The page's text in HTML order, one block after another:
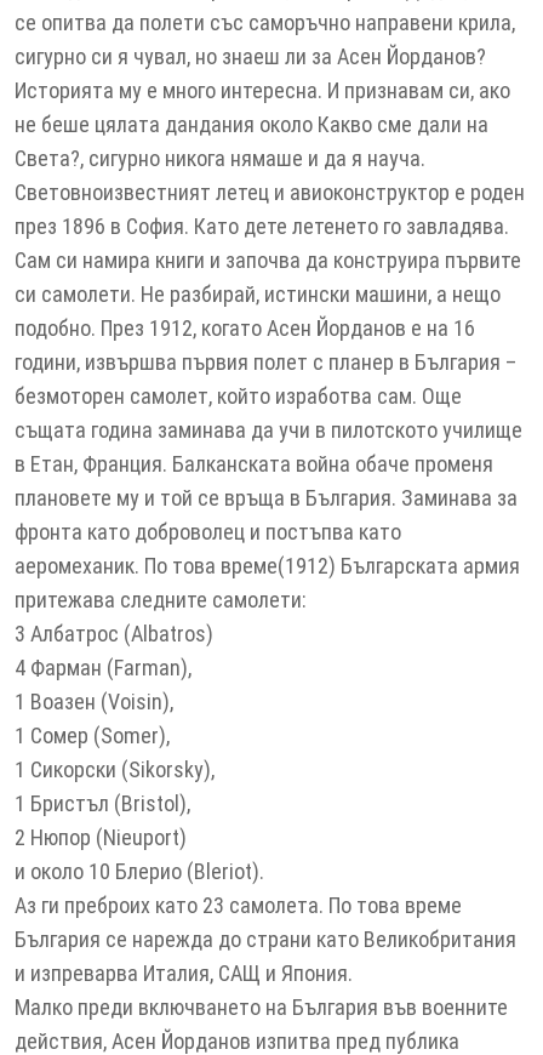
се опитва да полети със саморъчно направени крила,
сигурно си я чувал, но знаеш ли за Асен Йорданов?
Историята му е много интересна. И признавам си, ако
не беше цялата дандания около Какво сме дали на
Света?, сигурно никога нямаше и да я науча.
Световноизвестният летец и авиоконструктор е роден
през 1896 в София. Като дете летенето го завладява.
Сам си намира книги и започва да конструира първите
си самолети. Не разбирай, истински машини, а нещо
подобно. През 1912, когато Асен Йорданов е на 16
години, извършва първия полет с планер в България –
безмоторен самолет, който изработва сам. Още
същата година заминава да учи в пилотското училище
в Етан, Франция. Балканската война обаче променя
плановете му и той се връща в България. Заминава за
фронта като доброволец и постъпва като
аеромеханик. По това време(1912) Българската армия
притежава следните самолети:
3 Албатрос (Albatros)
4 Фарман (Farman),
1 Воазен (Voisin),
1 Сомер (Somer),
1 Сикорски (Sikorsky),
1 Бристъл (Bristol),
2 Нюпор (Nieuport)
и около 10 Блерио (Bleriot).
Аз ги преброих като 23 самолета. По това време
България се нарежда до страни като Великобритания
и изпреварва Италия, САЩ и Япония.
Малко преди включването на България във военните
действия, Асен Йорданов изпитва пред публика